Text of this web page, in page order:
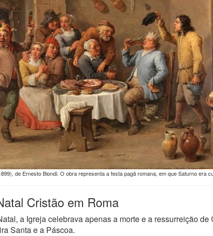
de Ernesto Biondi. O obra representa a festa pagã romana, em que Saturno era
Cristão em Roma
a Igreja celebrava apenas a morte e a ressurreição de
Santa e a Páscoa.